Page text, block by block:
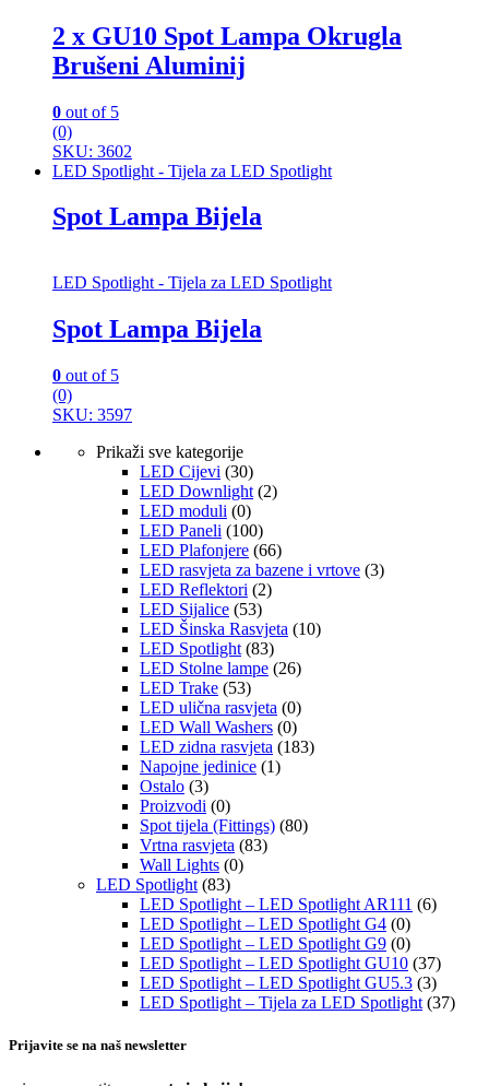
2 x GU10 Spot Lampa Okrugla
Brušeni Aluminij
0 out of 5
(0)
SKU: 3602
LED Spotlight - Tijela za LED Spotlight
Spot Lampa Bijela
LED Spotlight - Tijela za LED Spotlight
Spot Lampa Bijela
0 out of 5
(0)
SKU: 3597
Prikaži sve kategorije
LED Cijevi (30)
LED Downlight (2)
LED moduli (0)
LED Paneli (100)
LED Plafonjere (66)
LED rasvjeta za bazene i vrtove (3)
LED Reflektori (2)
LED Sijalice (53)
LED Šinska Rasvjeta (10)
LED Spotlight (83)
LED Stolne lampe (26)
LED Trake (53)
LED ulična rasvjeta (0)
LED Wall Washers (0)
LED zidna rasvjeta (183)
Napojne jedinice (1)
Ostalo (3)
Proizvodi (0)
Spot tijela (Fittings) (80)
Vrtna rasvjeta (83)
Wall Lights (0)
LED Spotlight (83)
LED Spotlight – LED Spotlight AR111 (6)
LED Spotlight – LED Spotlight G4 (0)
LED Spotlight – LED Spotlight G9 (0)
LED Spotlight – LED Spotlight GU10 (37)
LED Spotlight – LED Spotlight GU5.3 (3)
LED Spotlight – Tijela za LED Spotlight (37)
Prijavite se na naš newsletter